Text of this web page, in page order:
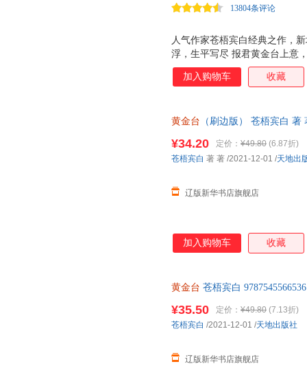
长江出版社
人气作家苍梧宾白经典之作，
浮，生平写尽 报君黄金台上意
下人，他不负他。 凡有所命，
十二载光阴，岁如长河，都在
13804条评论
加入购物车 收藏
黄金台 （刷边版） 苍梧宾白 著
¥34.20 定价： ¥49.80 (6.87折)
辽版新华书店旗舰店
苍梧宾白 著 著 /2021-12-01 /天地出
加入购物车 收藏
黄金台 苍梧宾白
¥35.50 定价： ¥49.80 (7.13折)
辽版新华书店旗舰店
苍梧宾白 /2021-12-01 /天地出版社